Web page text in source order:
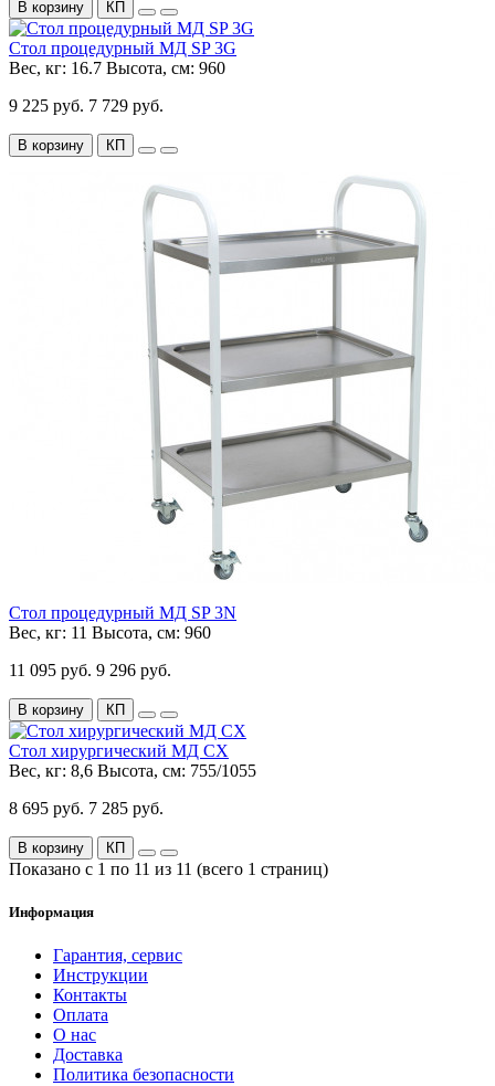
В корзину КП
Стол процедурный МД SP 3G
Вес, кг: 16.7 Высота, см: 960
9 225 руб. 7 729 руб.
В корзину КП
Стол процедурный МД SP 3N
Вес, кг: 11 Высота, см: 960
11 095 руб. 9 296 руб.
В корзину КП
Стол хирургический МД СХ
Вес, кг: 8,6 Высота, см: 755/1055
8 695 руб. 7 285 руб.
В корзину КП
Показано с 1 по 11 из 11 (всего 1 страниц)
Информация
Гарантия, сервис
Инструкции
Контакты
Оплата
О нас
Доставка
Политика безопасности